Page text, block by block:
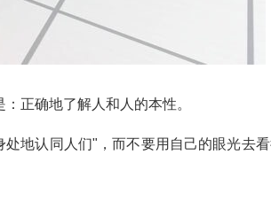
正确地了解人和人的本性。
地认同人们"，而不要用自己的眼光去